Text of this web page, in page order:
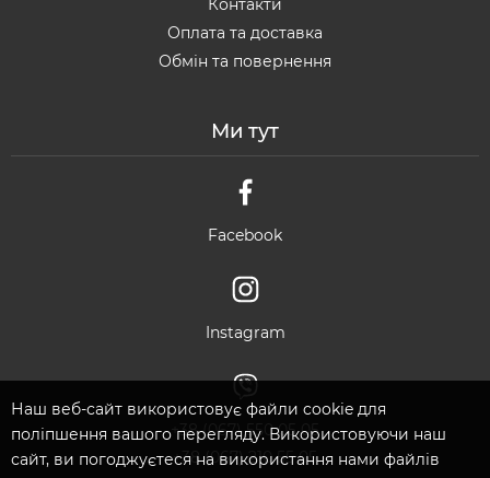
Контакти
Оплата та доставка
Обмін та повернення
Ми тут
Facebook
Instagram
+38 (067) 550 05 05
+38 (067) 210 55 05
Наш веб-сайт використовує файли cookie для
поліпшення вашого перегляду. Використовуючи наш
сайт, ви погоджуєтеся на використання нами файлів